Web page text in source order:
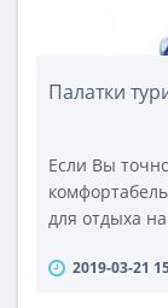
Палатки
Если Вы
для отдыха
цене, для
2019-03-21